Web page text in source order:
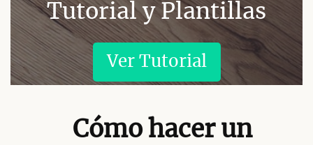
Tutorial y Plantillas
Ver Tutorial
Cómo hacer un